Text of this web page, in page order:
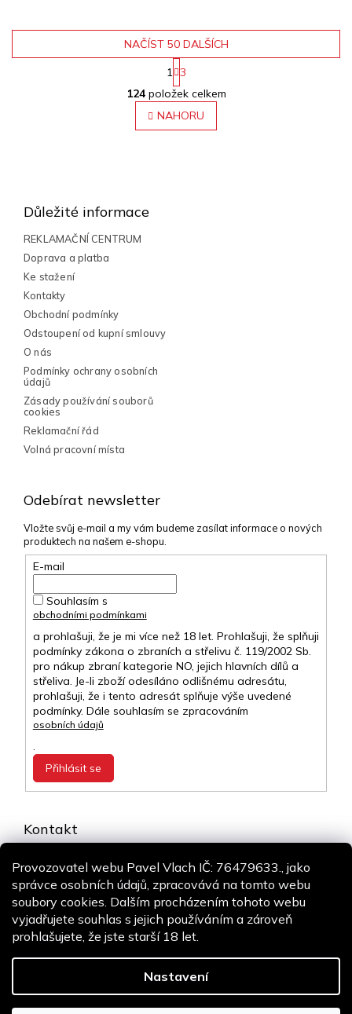
Provozovatel webu Pavel Vlach IČ: 76479633., jako
správce osobních údajů, zpracovává na tomto webu
soubory cookies. Dalším procházením tohoto webu
vyjadřujete souhlas s jejich používáním a zároveň
prohlašujete, že jste starší 18 let.
Nastavení
O
v
l
á
NAČÍST 50 DALŠÍCH
S
t
r
á
n
k
1 3
124položek celkem
NAHORU
Odebírat newsletter
Vložte svůj e-mail a my vám budeme zasílat informace o nových
produktech na našem e-shopu.
E-mail
Souhlasím s
obchodními podmínkami
a prohlašuji, že je mi více než 18 let. Prohlašuji, že splňuji
podmínky zákona o zbraních a střelivu č. 119/2002 Sb.
pro nákup zbraní kategorie NO, jejich hlavních dílů a
střeliva. Je-li zboží odesíláno odlišnému adresátu,
prohlašuji, že i tento adresát splňuje výše uvedené
podmínky. Dále souhlasím se zpracováním
osobních údajů
.
Přihlásit se
Kontakt
+420 775 106 530
Staň se fanouškem
Důležité informace
REKLAMAČNÍ CENTRUM
Doprava a platba
Ke stažení
Kontakty
Obchodní podmínky
Odstoupení od kupní smlouvy
O nás
Podmínky ochrany osobních
údajů
Zásady používání souborů
cookies
Reklamační řád
Volná pracovní místa
Shoptak.cz | Platforma